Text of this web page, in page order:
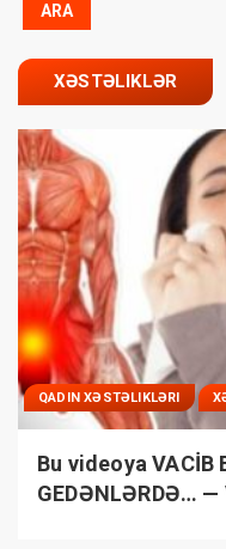
XƏSTƏLIKLƏR
QADIN XƏSTƏLIKLƏRI
Bu videoya VACİB
GEDƏNLƏRDƏ… —